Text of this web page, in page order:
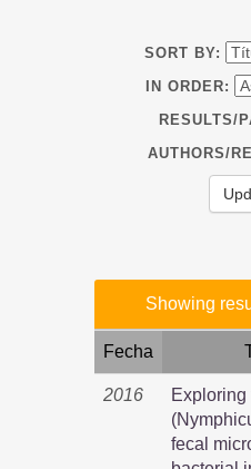
SORT BY:
IN ORDER:
RESULTS/
AUTHORS/
Showing
Fecha
2016
Exploring
fecal